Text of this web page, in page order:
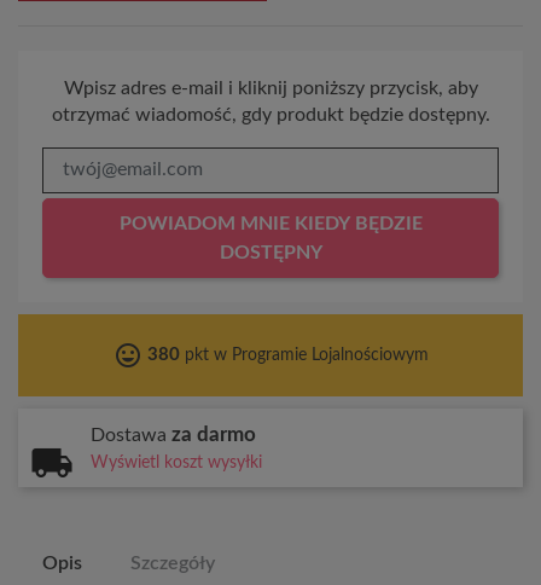
Wpisz adres e-mail i kliknij poniższy przycisk, aby
otrzymać wiadomość, gdy produkt będzie dostępny.
POWIADOM MNIE KIEDY BĘDZIE
DOSTĘPNY
tag_faces 380pkt w Programie Lojalnościowym
Dostawa za darmo
Wyświetl koszt wysyłki
Opis Szczegóły